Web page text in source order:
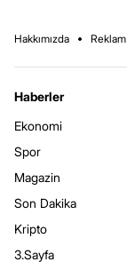
Hakkımızda Reklam
Haberler
Ekonomi
Spor
Magazin
Son Dakika
Kripto
3.Sayfa